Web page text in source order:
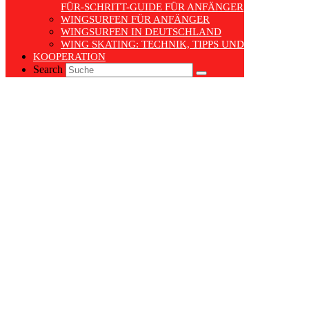
FÜR-SCHRITT-GUIDE FÜR ANFÄNGER
WINGSURFEN FÜR ANFÄNGER
WINGSURFEN IN DEUTSCHLAND
WING SKATING: TECHNIK, TIPPS UND TRENDS
KOOPERATION
Search